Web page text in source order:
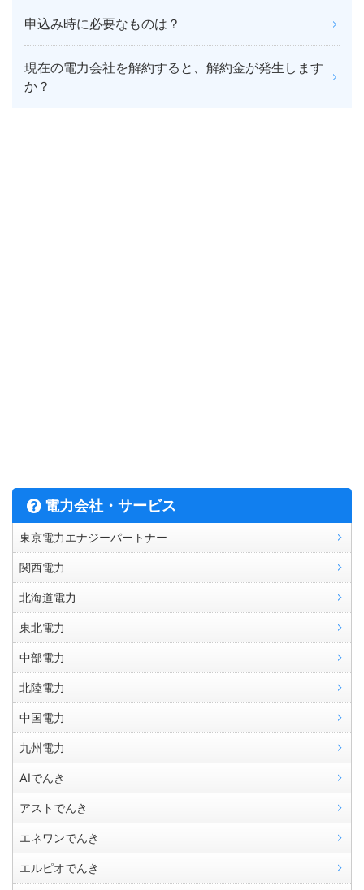
申込み時に必要なものは？
現在の電力会社を解約すると、解約金が発生します
か？
電力会社・サービス
東京電力エナジーパートナー
関西電力
北海道電力
東北電力
中部電力
北陸電力
中国電力
九州電力
AIでんき
アストでんき
エネワンでんき
エルピオでんき